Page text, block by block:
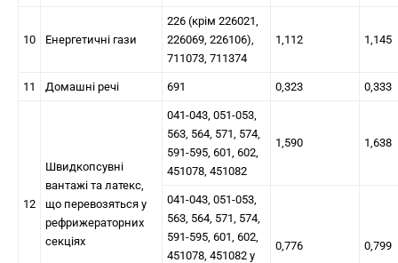
10 Енергетичні гази
226 (крім 226021,
226069, 226106),
711073, 711374
1,112 1,145
11 Домашні речі 691 0,323 0,333
12
Швидкопсувні
вантажі та латекс,
що перевозяться у
рефрижераторних
секціях
041-043, 051-053,
563, 564, 571, 574,
591-595, 601, 602,
451078, 451082
1,590 1,638
041-043, 051-053,
563, 564, 571, 574,
591-595, 601, 602,
451078, 451082 у
0,776 0,799